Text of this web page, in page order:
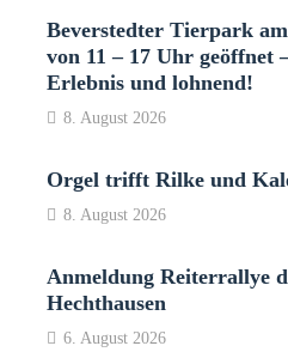
Beverstedter Tierpark
von 11 – 17 Uhr geöffnet
Erlebnis und lohnend!
8. August 2026
Orgel trifft Rilke und
8. August 2026
Anmeldung Reiterrallye
Hechthausen
6. August 2026